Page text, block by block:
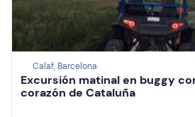
Calaf, Barcelona
Excursión matinal en buggy
corazón de Cataluña